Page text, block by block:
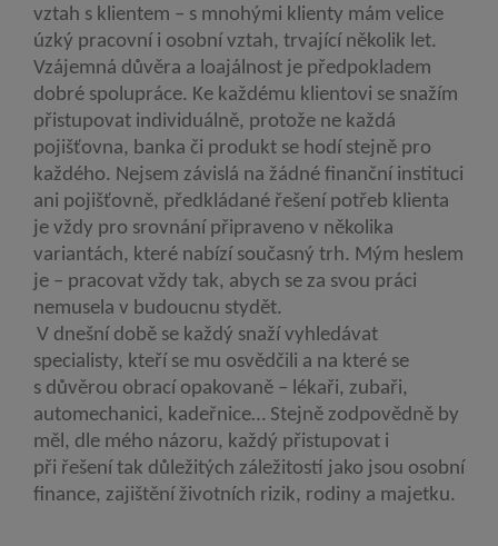
vztah s klientem – s mnohými klienty mám velice
úzký pracovní i osobní vztah, trvající několik let.
Vzájemná důvěra a loajálnost je předpokladem
dobré spolupráce. Ke každému klientovi se snažím
přistupovat individuálně, protože ne každá
pojišťovna, banka či produkt se hodí stejně pro
každého. Nejsem závislá na žádné finanční instituci
ani pojišťovně, předkládané řešení potřeb klienta
je vždy pro srovnání připraveno v několika
variantách, které nabízí současný trh. Mým heslem
je – pracovat vždy tak, abych se za svou práci
nemusela v budoucnu stydět.
V dnešní době se každý snaží vyhledávat
specialisty, kteří se mu osvědčili a na které se
s důvěrou obrací opakovaně – lékaři, zubaři,
automechanici, kadeřnice… Stejně zodpovědně by
měl, dle mého názoru, každý přistupovat i
při řešení tak důležitých záležitostí jako jsou osobní
finance, zajištění životních rizik, rodiny a majetku.